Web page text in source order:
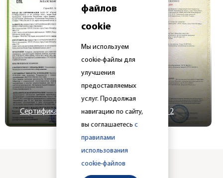
Сертификат 1 Сертификат 2
файлов
cookie
Мы используем
cookie-файлы для
улучшения
предоставляемых
услуг. Продолжая
навигацию по сайту,
вы соглашаетесьс
правилами
использования
cookie-файлов